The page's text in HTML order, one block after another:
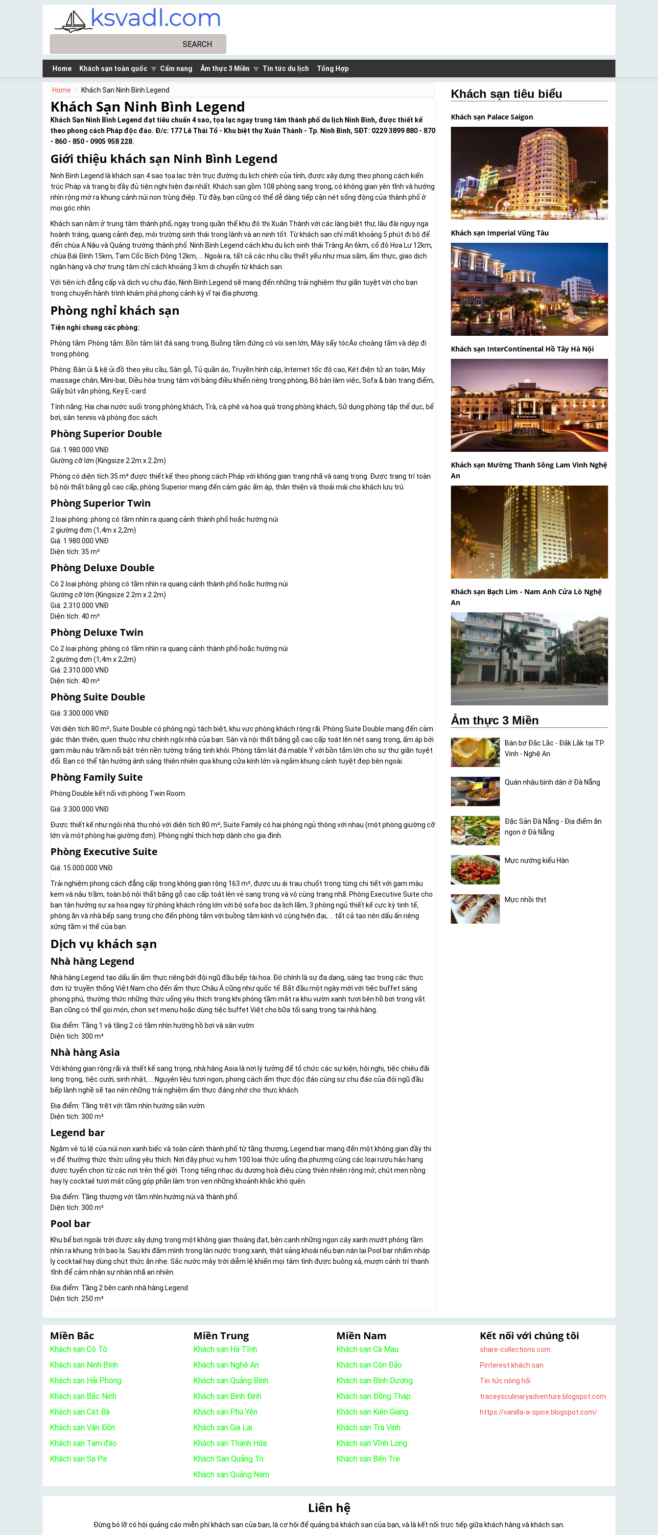
Skip to main content
Home Khách sạn toàn quốc Cẩm nang Ảm thực 3 Miền Tin tức du lịch Tổng Hợp
Home Khách Sạn Ninh Bình Legend
Khách Sạn Ninh Bình Legend
Khách Sạn Ninh Bình Legend đạt tiêu chuẩn 4 sao, tọa lạc ngay trung tâm thành phố du lịch Ninh Bình, được thiết kế
theo phong cách Pháp độc đáo. Đ/c: 177 Lê Thái Tổ - Khu biệt thự Xuân Thành - Tp. Ninh Bình, SĐT: 0229 3899 880 - 870
- 860 - 850 - 0905 958 228.
Giới thiệu khách sạn Ninh Bình Legend
Ninh Bình Legend là khách sạn 4 sao tọa lạc trên trục đường du lịch chính của tỉnh, được xây dựng theo phong cách kiến
trúc Pháp và trang bị đầy đủ tiện nghi hiện đại nhất. Khách sạn gồm 108 phòng sang trọng, có không gian yên tĩnh và hướng
nhìn rộng mở ra khung cảnh núi non trùng điệp. Từ đây, bạn cũng có thể dễ dàng tiếp cận nét sống động của thành phố ở
mọi góc nhìn.
Khách sạn nằm ở trung tâm thành phố, ngay trong quần thể khu đô thị Xuân Thành với các làng biệt thự, lâu đài nguy nga
hoành tráng, quang cảnh đẹp, môi trường sinh thái trong lành và an ninh tốt. Từ khách sạn chỉ mất khoảng 5 phút đi bộ để
đến chùa A Nậu và Quảng trường thành phố. Ninh Bình Legend cách khu du lịch sinh thái Tràng An 6km, cố đô Hoa Lư 12km,
chùa Bái Đính 15km, Tam Cốc Bích Động 12km, … Ngoài ra, tất cả các nhu cầu thiết yếu như mua sắm, ẩm thực, giao dịch
ngân hàng và chợ trung tâm chỉ cách khoảng 3 km di chuyển từ khách sạn.
Với tiện ích đẳng cấp và dịch vụ chu đáo, Ninh Bình Legend sẽ mang đến những trải nghiệm thư giãn tuyệt vời cho bạn
trong chuyến hành trình khám phá phong cảnh kỳ vĩ tại địa phương.
Phòng nghỉ khách sạn
Tiện nghi chung các phòng:
Phòng tắm: Phòng tắm: Bồn tắm lát đá sang trọng, Buồng tắm đứng có vòi sen lớn, Máy sấy tócÁo choàng tắm và dép đi
trong phòng.
Phòng: Bàn ủi & kệ ủi đồ theo yêu cầu, Sàn gỗ, Tủ quần áo, Truyền hình cáp, Internet tốc độ cao, Két điện tử an toàn, Máy
massage chân, Mini-bar, Điều hòa trung tâm với bảng điều khiển riêng trong phòng, Bộ bàn làm việc, Sofa & bàn trang điểm,
Giấy bút văn phòng, Key E-card.
Tính năng: Hai chai nước suối trong phòng khách, Trà, cà phê và hoa quả trong phòng khách, Sử dụng phòng tập thể dục, bể
bơi, sân tennis và phòng đọc sách.
Phòng Superior Double
Giá: 1.980.000 VNĐ
Giường cỡ lớn (Kingsize 2.2m x 2.2m)
Phòng có diện tích 35 m² được thiết kế theo phong cách Pháp với không gian trang nhã và sang trọng. Được trang trí toàn
bộ nội thất bằng gỗ cao cấp, phòng Superior mang đến cảm giác ấm áp, thân thiện và thoải mái cho khách lưu trú.
Phòng Superior Twin
2 loại phòng: phòng có tầm nhìn ra quang cảnh thành phố hoặc hướng núi
2 giường đơn (1,4m x 2,2m)
Giá: 1.980.000 VNĐ
Diện tích: 35 m²
Phòng Deluxe Double
Có 2 loại phòng: phòng có tầm nhìn ra quang cảnh thành phố hoặc hướng núi
Giường cỡ lớn (Kingsize 2.2m x 2.2m)
Giá: 2.310.000 VNĐ
Diện tích: 40 m²
Phòng Deluxe Twin
Có 2 loại phòng: phòng có tầm nhìn ra quang cảnh thành phố hoặc hướng núi
2 giường đơn (1,4m x 2,2m)
Giá: 2.310.000 VNĐ
Diện tích: 40 m²
Phòng Suite Double
Giá: 3.300.000 VNĐ
Với diện tích 80 m², Suite Double có phòng ngủ tách biệt, khu vực phòng khách rộng rãi. Phòng Suite Double mang đến cảm
giác thân thiện, quen thuộc như chính ngôi nhà của bạn. Sàn và nội thất bằng gỗ cao cấp toát lên nét sang trọng, ấm áp bởi
gam màu nâu trầm nổi bật trên nền tường trắng tinh khôi. Phòng tắm lát đá mable Ý với bồn tắm lớn cho sự thư giãn tuyệt
đối. Bạn có thể tận hưởng ánh sáng thiên nhiên qua khung cửa kính lớn và ngắm khung cảnh tuyệt đẹp bên ngoài.
Phòng Family Suite
Phòng Double kết nối với phòng Twin Room.
Giá: 3.300.000 VNĐ.
Được thiết kế như ngôi nhà thu nhỏ với diện tích 80 m², Suite Family có hai phòng ngủ thông với nhau (một phòng giường cỡ
lớn và một phòng hai giường đơn). Phòng nghỉ thích hợp dành cho gia đình.
Phòng Executive Suite
Giá: 15.000.000 VNĐ.
Trải nghiệm phong cách đẳng cấp trong không gian rộng 163 m², được ưu ái trau chuốt trong từng chi tiết với gam màu
kem và nâu trầm, toàn bộ nội thất bằng gỗ cao cấp toát lên vẻ sang trọng và vô cùng trang nhã. Phòng Executive Suite cho
bạn tận hưởng sự xa hoa ngay từ phòng khách rộng lớn với bộ sofa bọc da lịch lãm, 3 phòng ngủ thiết kế cực kỳ tinh tế,
phòng ăn và nhà bếp sang trọng cho đến phòng tắm với buồng tắm kính vô cùng hiện đại, … tất cả tạo nên dấu ấn riêng
xứng tầm vị thế của bạn.
Dịch vụ khách sạn
Nhà hàng Legend
Nhà hàng Legend tạo dấu ấn ẩm thực riêng bởi đội ngũ đầu bếp tài hoa. Đó chính là sự đa dạng, sáng tạo trong các thực
đơn từ truyền thống Việt Nam cho đến ẩm thực Châu Á cũng như quốc tế. Bắt đầu một ngày mới với tiệc buffet sáng
phong phú, thưởng thức những thức uống yêu thích trong khi phóng tầm mắt ra khu vườn xanh tươi bên hồ bơi trong vắt.
Bạn cũng có thể gọi món, chọn set menu hoặc dùng tiệc buffet Việt cho bữa tối sang trọng tại nhà hàng.
Địa điểm: Tầng 1 và tầng 2 có tầm nhìn hướng hồ bơi và sân vườn
Diện tích: 300 m²
Nhà hàng Asia
Với không gian rộng rãi và thiết kế sang trọng, nhà hàng Asia là nơi lý tưởng để tổ chức các sự kiện, hội nghị, tiệc chiêu đãi
long trọng, tiệc cưới, sinh nhật, … Nguyên liệu tươi ngon, phong cách ẩm thực độc đáo cùng sự chu đáo của đội ngũ đầu
bếp lành nghề sẽ tạo nên những trải nghiệm ẩm thực đáng nhớ cho thực khách.
Địa điểm: Tầng trệt với tầm nhìn hướng sân vườn
Diện tích: 300 m²
Legend bar
Ngắm vẻ tú lệ của núi non xanh biếc và toàn cảnh thành phố từ tầng thượng, Legend bar mang đến một không gian đầy thi
vị để thưởng thức thức uống yêu thích. Nơi đây phục vụ hơn 100 loại thức uống địa phương cùng các loại rượu hảo hạng
được tuyển chọn từ các nơi trên thế giới. Trong tiếng nhạc du dương hoà điệu cùng thiên nhiên rộng mở, chút men nồng
hay ly cocktail tươi mát cũng góp phần làm trọn vẹn những khoảnh khắc khó quên.
Địa điểm: Tầng thượng với tầm nhìn hướng núi và thành phố.
Diện tích: 300 m²
Pool bar
Khu bể bơi ngoài trời được xây dựng trong một không gian thoáng đạt, bên cạnh những ngọn cây xanh mướt phóng tầm
nhìn ra khung trời bao la. Sau khi đắm mình trong làn nước trong xanh, thật sảng khoái nếu bạn nán lại Pool bar nhấm nháp
ly cocktail hay dùng chút thức ăn nhẹ. Sắc nước mây trời diễm lệ khiến mọi tâm tình được buông xả, mượn cảnh trí thanh
tĩnh để cảm nhận sự nhàn nhã an nhiên.
Địa điểm: Tầng 2 bên cạnh nhà hàng Legend
Diện tích: 250 m²
Khách sạn tiêu biểu
Khách sạn Palace Saigon
Khách sạn Imperial Vũng Tàu
Khách sạn InterContinental Hồ Tây Hà Nội
Khách sạn Mường Thanh Sông Lam Vinh Nghệ
An
Khách sạn Bạch Lim - Nam Anh Cửa Lò Nghệ
An
Ảm thực 3 Miền
Bán bơ Đắc Lắc - Đắk Lắk tại TP.
Vinh - Nghệ An
Quán nhậu bình dân ở Đà Nẵng
Đặc Sản Đà Nẵng - Địa điểm ăn
ngon ở Đà Nẵng
Mực nướng kiểu Hàn
Mực nhồi thịt
Miền Bắc
Khách sạn Cô Tô
Khách sạn Ninh Bình
Khách sạn Hải Phòng
Khách sạn Bắc Ninh
Khách sạn Cát Bà
Khách sạn Vân Đồn
Khách sạn Tam đào
Khách sạn Sa Pa
Miền Trung
Khách sạn Hà Tĩnh
Khách sạn Nghệ An
Khách sạn Quảng Bình
Khách sạn Bình Định
Khách sạn Phú Yên
Khách sạn Gia Lai
Khách sạn Thanh Hóa
Khách Sạn Quảng Trị
Khách sạn Quảng Nam
Miền Nam
Khách sạn Cà Mau
Khách sạn Côn Đảo
Khách sạn Bình Dương
Khách sạn Đồng Tháp
Khách sạn Kiên Giang
Khách sạn Trà Vinh
Khách sạn Vĩnh Long
Khách sạn Bến Tre
Kết nối với chúng tôi
share-collections.com
Pinterest khách sạn
Tin tức nóng hổi
traceysculinaryadventure.blogspot.com
https://vanilla-a-spice.blogspot.com/
Liên hệ
Đừng bỏ lỡ có hội quảng cáo miễn phí khách sạn của bạn, là cơ hội để quảng bá khách sạn của bạn, và là kết nối trực tiếp giữa khách hàng và khách sạn.